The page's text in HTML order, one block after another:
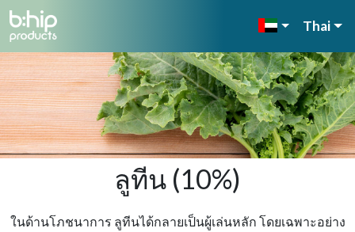
Thai
ลูทีน (10%)
ในด้านโภชนาการ ลูทีนได้กลายเป็นผู้เล่นหลัก โดยเฉพาะอย่าง